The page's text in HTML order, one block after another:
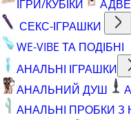
ІГРИ/КУБІКИ
СЕКС-ІГРАШКИ
WE-VIBE ТА ПОДІБНІ
АНАЛЬНІ ІГРАШКИ
АНАЛЬНИЙ ДУШ
АНАЛЬНІ ПРОБКИ З